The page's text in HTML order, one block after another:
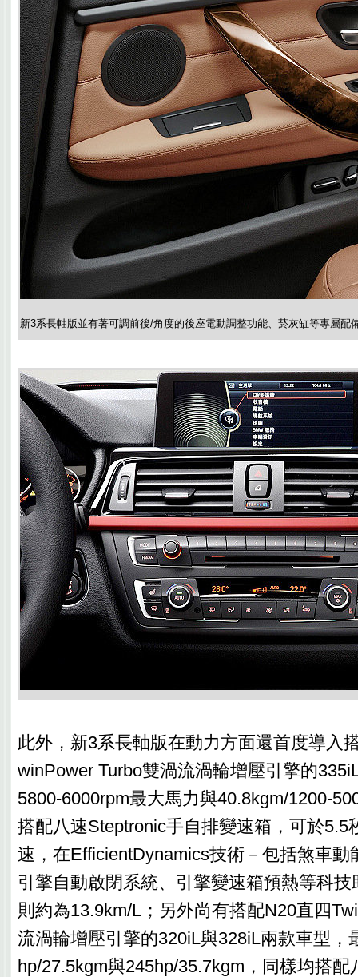
新3系長軸版並有著可調前後/角度的後座電動調整功能、菸灰缸等專屬配
此外，新3系長軸版在動力方面還首度導入
winPower Turbo雙渦流渦輪增壓引擎的
5800-6000rpm最大馬力與40.8kgm/1200-
搭配八速Steptronic手自排變速箱，可於5.5
速，在EfficientDynamics技術－包括煞車動
引擎自動啟閉系統、引擎變速箱預熱等科
則約為13.9km/L；另外尚有搭配N20直四
流渦輪增壓引擎的320iL與328iL兩款車型，
hp/27.5kgm與245hp/35.7kgm，同樣均搭配